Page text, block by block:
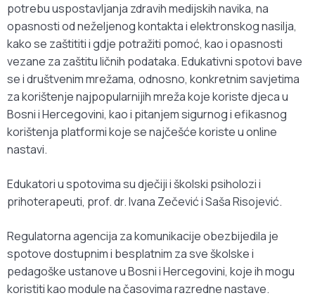
potrebu uspostavljanja zdravih medijskih navika, na
opasnosti od neželjenog kontakta i elektronskog nasilja,
kako se zaštititi i gdje potražiti pomoć, kao i opasnosti
vezane za zaštitu ličnih podataka. Edukativni spotovi bave
se i društvenim mrežama, odnosno, konkretnim savjetima
za korištenje najpopularnijih mreža koje koriste djeca u
Bosni i Hercegovini, kao i pitanjem sigurnog i efikasnog
korištenja platformi koje se najčešće koriste u online
nastavi.
Edukatori u spotovima su dječiji i školski psiholozi i
prihoterapeuti, prof. dr. Ivana Zečević i Saša Risojević.
Regulatorna agencija za komunikacije obezbijedila je
spotove dostupnim i besplatnim za sve školske i
pedagoške ustanove u Bosni i Hercegovini, koje ih mogu
koristiti kao module na časovima razredne nastave.